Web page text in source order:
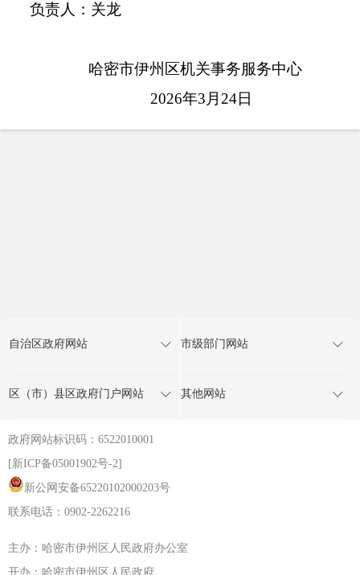
负责人：关龙
哈密市伊州区机关事务服务中心
2026年3 月 24日
自治区政府网站 市级部门网站
区（市）县区政府门户网站 其他网站
政府网站标识码：6522010001
[新ICP备05001902号-2]
新公网安备65220102000203号
联系电话：0902-2262216
主办：哈密市伊州区人民政府办公室
开办：哈密市伊州区人民政府